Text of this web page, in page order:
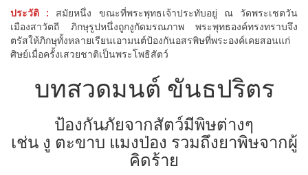
ประวัติ : สมัยหนึ่ง ขณะที่พระพุทธเจ้าประทับอยู่ ณ วัดพระเชตวัน
เมืองสาวัตถี ภิกษุรูปหนึ่งถูกงูกัดมรณภาพ พระพุทธองค์ทรงทราบจึง
ตรัสให้ภิกษุทั้งหลายเรียนเอามนต์ป้องกันอสรพิษที่พระองค์เคยสอนแก่
ศิษย์เมื่อครั้งเสวยชาติเป็นพระโพธิสัตว์
บทสวดมนต์ ขันธปริตร
ป้องกันภัยจากสัตว์มีพิษต่างๆ
เช่น งู ตะขาบ แมงป่อง รวมถึงยาพิษจากผู้
คิดร้าย